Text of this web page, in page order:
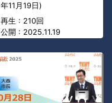
年11月19日)
再生 : 210回
公開 : 2025.11.19